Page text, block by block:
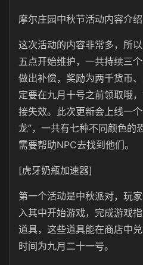
摩尔庄园中秋节活动内容介绍
这次活动的内容非常多，所
五点开始维护，一共持续三
做出补偿，奖励为两千货币
定要在九月十号之前领取哦
接失效。此次更新会上线一
龙”，一共有七种不同颜色的
需要帮助NPC去找到他们。
[虎牙奶瓶加速器]
第一个活动是中秋派对，玩
入其中开始游戏，完成游戏
道具，这些道具能在商店中
时间为九月二十一号。